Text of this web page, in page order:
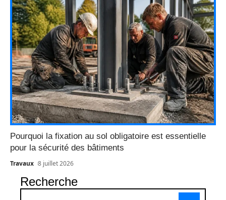
Pourquoi la fixation au sol obligatoire est essentielle
pour la sécurité des bâtiments
Travaux 8 juillet 2026
Recherche